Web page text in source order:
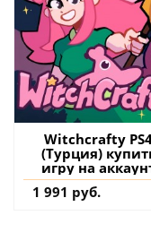
Witchcrafty
(Турция)
игру на
1 991 руб.